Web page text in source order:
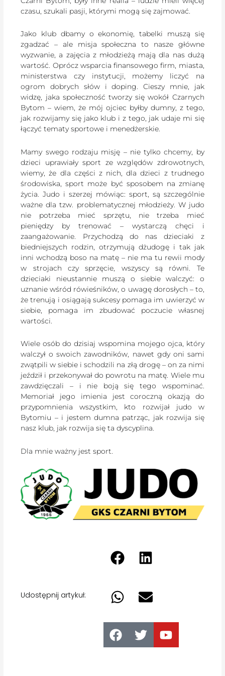
czasu, szukali pasji, którymi mogą się zajmować.
Jako klub dbamy o ekonomię, tabelki muszą się
zgadzać – ale misja społeczna to nasze główne
wyzwanie, a zajęcia z młodzieżą mają dla nas dużą
wartość. Oprócz wsparcia finansowego firm, miasta,
ministerstwa czy instytucji, możemy liczyć na
ogrom dobrych słów i doping. Cieszy mnie, jak
widzę, jaka społeczność tworzy się wokół Czarnych
Bytom – wiem, że mój ojciec byłby dumny, z tego,
jak rozwijamy się jako klub i z tego, jak udaje mi się
łączyć tematy sportowe i menedżerskie.
Mamy swego rodzaju misję – nie tylko chcemy, by
dzieci uprawiały sport ze względów zdrowotnych,
wiemy, że dla części z nich, dla dzieci z trudnego
środowiska, sport może być sposobem na zmianę
życia. Judo i szerzej mówiąc: sport, są szczególnie
ważne dla tzw. problematycznej młodzieży. W judo
nie potrzeba mieć sprzętu, nie trzeba mieć
pieniędzy by trenować – wystarczą chęci i
zaangażowanie. Przychodzą do nas dzieciaki z
biedniejszych rodzin, otrzymują dżudogę i tak jak
inni wchodzą boso na matę – nie ma tu rewii mody
w strojach czy sprzęcie, wszyscy są równi. Te
dzieciaki nieustannie muszą o siebie walczyć: o
uznanie wśród rówieśników, o uwagę dorosłych – to,
że trenują i osiągają sukcesy pomaga im uwierzyć w
siebie, pomaga im zbudować poczucie własnej
wartości.
Wiele osób do dzisiaj wspomina mojego ojca, który
walczył o swoich zawodników, nawet gdy oni sami
zwątpili w siebie i schodzili na złą drogę – on za nimi
jeździł i przekonywał do powrotu na matę. Wiele mu
zawdzięczali – i nie boją się tego wspominać.
Memoriał jego imienia jest coroczną okazją do
przypomnienia wszystkim, kto rozwijał judo w
Bytomiu – i jestem dumna patrząc, jak rozwija się
nasz klub, jak rozwija się ta dyscyplina.
Dla mnie ważny jest sport.
Udostępnij artykuł: